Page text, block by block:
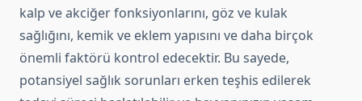
kalp ve akciğer fonksiyonlarını, göz ve kulak
sağlığını, kemik ve eklem yapısını ve daha birçok
önemli faktörü kontrol edecektir. Bu sayede,
potansiyel sağlık sorunları erken teşhis edilerek